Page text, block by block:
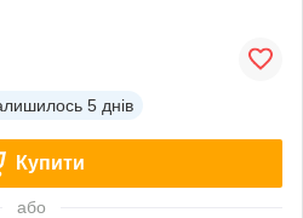
5 днів
Купити
або